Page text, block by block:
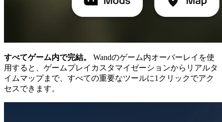
すべてゲーム内で完結。
Wandのゲーム内オーバーレイを使
用すると、ゲームプレイカスタマイゼーションからリアルタ
イムマップまで、すべての重要なツールに1クリックでアク
セスできます。